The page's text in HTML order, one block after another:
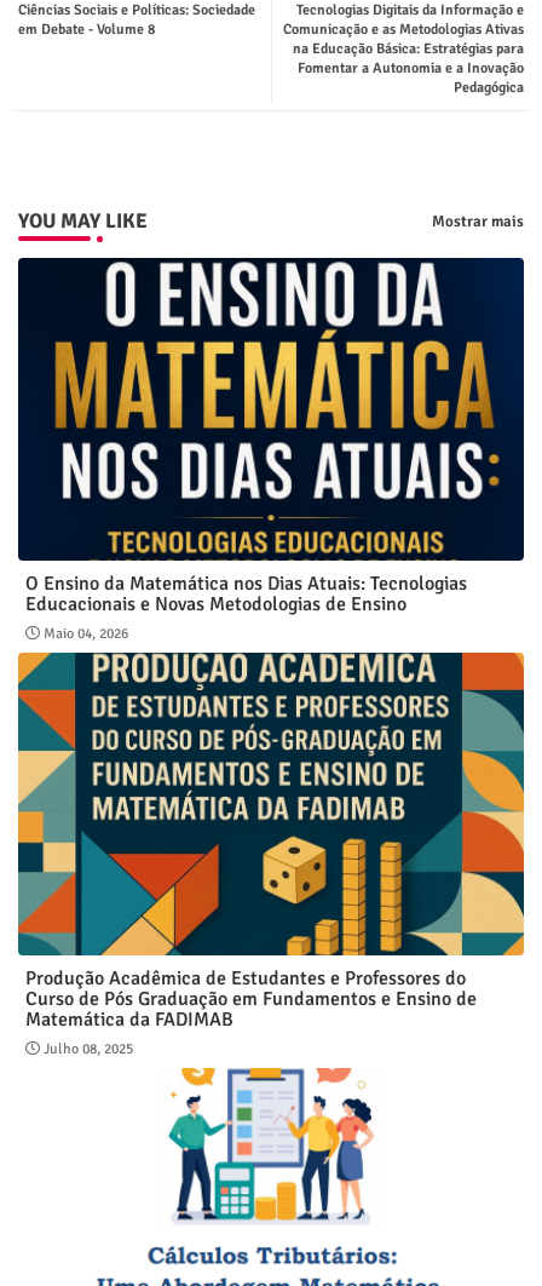
ter tsap
p
Tecnologias Digitais da Informação e
Comunicação e as Metodologias Ativas
na Educação Básica: Estratégias para
Fomentar a Autonomia e a Inovação
Pedagógica
Ciências Sociais e Políticas: Sociedade
em Debate - Volume 8
YOU MAY LIKE Mostrar mais
O Ensino da Matemática nos Dias Atuais: Tecnologias
Educacionais e Novas Metodologias de Ensino
Maio 04, 2026
Produção Acadêmica de Estudantes e Professores do
Curso de Pós Graduação em Fundamentos e Ensino de
Matemática da FADIMAB
Julho 08, 2025